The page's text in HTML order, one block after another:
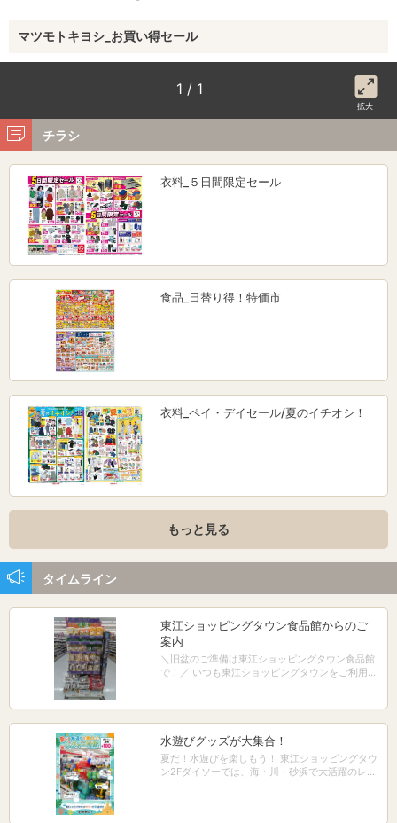
マツモトキヨシ_お買い得セール
1 / 1
拡大
チラシ
衣料_５日間限定セール
食品_日替り得！特価市
衣料_ペイ・デイセール/夏のイチオシ！
もっと見る
タイムライン
東江ショッピングタウン食品館からのご
案内
＼旧盆のご準備は東江ショッピングタウン食品館
で！／ いつも東江ショッピングタウンをご利用い
ー」を展開いたしました！ ごちそうに欠かせない
**「熊本県産しいたけ」や、お出汁の旨みを引き
立てる「枕崎産削り節」**など、豊富に取り揃え
ております。 久しぶりにご家族やご親戚が集まる
大切な日。 美味しいお料理で、あたたかい時間を
過ごしませんか？ 皆さまのお越しを、スタッフ一
水遊びグッズが大集合！
夏だ！水遊びを楽しもう！ 東江ショッピングタウ
ン2Fダイソーでは、海・川・砂浜で大活躍のレジ